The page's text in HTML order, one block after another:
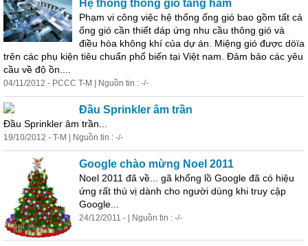
Hệ thống thông gió tầng hầm
Phạm vi công việc hệ thống ống gió bao gồm tất cả
ống gió cần thiết dáp ứng nhu cầu thông gió và
điều hòa không khí của dự án. Miệng gió được döïa
trên các phụ kiện tiêu chuẩn phổ biến tại Việt nam. Đảm bảo các yêu
cầu về độ ồn....
04/11/2012 - PCCC T-M | Nguồn tin : -/-
Đầu Sprinkler âm trần
Đầu Sprinkler âm trần...
19/10/2012 - T-M | Nguồn tin : -/-
Google chào mừng Noel 2011
Noel 2011 đã về... gã khổng lồ Google đã có hiệu
ứng rất thú vị dành cho người dùng khi truy cập
Google...
24/12/2011 - | Nguồn tin : -/-